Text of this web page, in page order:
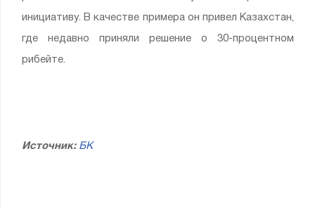
инициативу. В качестве примера он привел Казахстан,
где недавно приняли решение о 30-процентном
рибейте.
Источник: БК